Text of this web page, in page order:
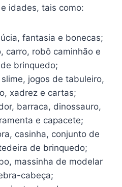
idades, tais como:
fantasia e bonecas;
carro, robô caminhão e
brinquedo;
jogos de tabuleiro,
xadrez e cartas;
barraca, dinossauro,
e capacete;
casinha, conjunto de
de brinquedo;
massinha de modelar
cabeça;